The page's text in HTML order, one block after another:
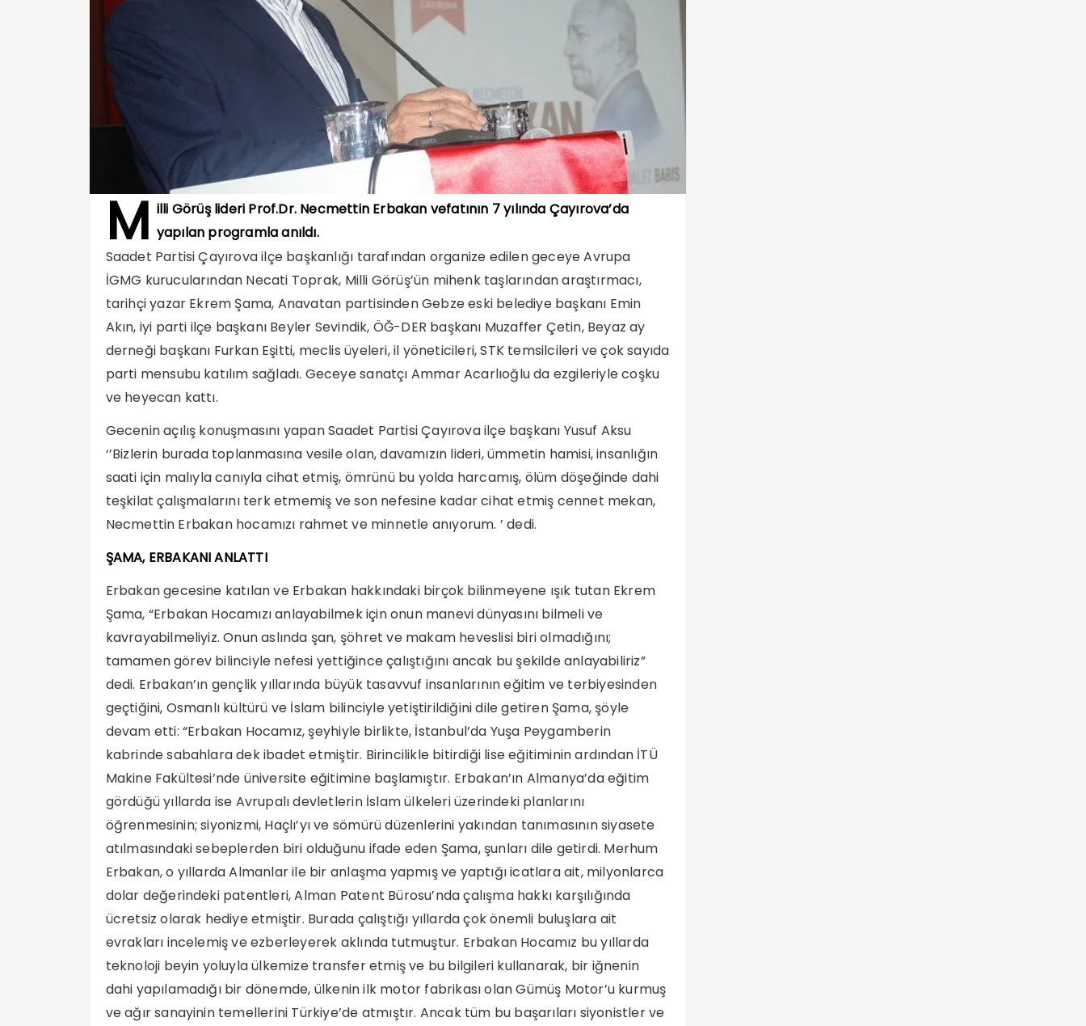
M illi Görüş lideri Prof.Dr. Necmettin Erbakan vefatının 7 yılında Çayırova’da
yapılan programla anıldı.
Saadet Partisi Çayırova ilçe başkanlığı tarafından organize edilen geceye Avrupa
İGMG kurucularından Necati Toprak, Milli Görüş’ün mihenk taşlarından araştırmacı,
tarihçi yazar Ekrem Şama, Anavatan partisinden Gebze eski belediye başkanı Emin
Akın, iyi parti ilçe başkanı Beyler Sevindik, ÖĞ-DER başkanı Muzaffer Çetin, Beyaz ay
derneği başkanı Furkan Eşitti, meclis üyeleri, il yöneticileri, STK temsilcileri ve çok sayıda
parti mensubu katılım sağladı. Geceye sanatçı Ammar Acarlıoğlu da ezgileriyle coşku
ve heyecan kattı.
Gecenin açılış konuşmasını yapan Saadet Partisi Çayırova ilçe başkanı Yusuf Aksu
‘’Bizlerin burada toplanmasına vesile olan, davamızın lideri, ümmetin hamisi, insanlığın
saati için malıyla canıyla cihat etmiş, ömrünü bu yolda harcamış, ölüm döşeğinde dahi
teşkilat çalışmalarını terk etmemiş ve son nefesine kadar cihat etmiş cennet mekan,
Necmettin Erbakan hocamızı rahmet ve minnetle anıyorum. ’ dedi.
ŞAMA, ERBAKANI ANLATTI
Erbakan gecesine katılan ve Erbakan hakkındaki birçok bilinmeyene ışık tutan Ekrem
Şama, “Erbakan Hocamızı anlayabilmek için onun manevi dünyasını bilmeli ve
kavrayabilmeliyiz. Onun aslında şan, şöhret ve makam heveslisi biri olmadığını;
tamamen görev bilinciyle nefesi yettiğince çalıştığını ancak bu şekilde anlayabiliriz”
dedi. Erbakan’ın gençlik yıllarında büyük tasavvuf insanlarının eğitim ve terbiyesinden
geçtiğini, Osmanlı kültürü ve İslam bilinciyle yetiştirildiğini dile getiren Şama, şöyle
devam etti: “Erbakan Hocamız, şeyhiyle birlikte, İstanbul’da Yuşa Peygamberin
kabrinde sabahlara dek ibadet etmiştir. Birincilikle bitirdiği lise eğitiminin ardından İTÜ
Makine Fakültesi’nde üniversite eğitimine başlamıştır. Erbakan’ın Almanya’da eğitim
gördüğü yıllarda ise Avrupalı devletlerin İslam ülkeleri üzerindeki planlarını
öğrenmesinin; siyonizmi, Haçlı’yı ve sömürü düzenlerini yakından tanımasının siyasete
atılmasındaki sebeplerden biri olduğunu ifade eden Şama, şunları dile getirdi. Merhum
Erbakan, o yıllarda Almanlar ile bir anlaşma yapmış ve yaptığı icatlara ait, milyonlarca
dolar değerindeki patentleri, Alman Patent Bürosu’nda çalışma hakkı karşılığında
ücretsiz olarak hediye etmiştir. Burada çalıştığı yıllarda çok önemli buluşlara ait
evrakları incelemiş ve ezberleyerek aklında tutmuştur. Erbakan Hocamız bu yıllarda
teknoloji beyin yoluyla ülkemize transfer etmiş ve bu bilgileri kullanarak, bir iğnenin
dahi yapılamadığı bir dönemde, ülkenin ilk motor fabrikası olan Gümüş Motor’u kurmuş
ve ağır sanayinin temellerini Türkiye’de atmıştır. Ancak tüm bu başarıları siyonistler ve